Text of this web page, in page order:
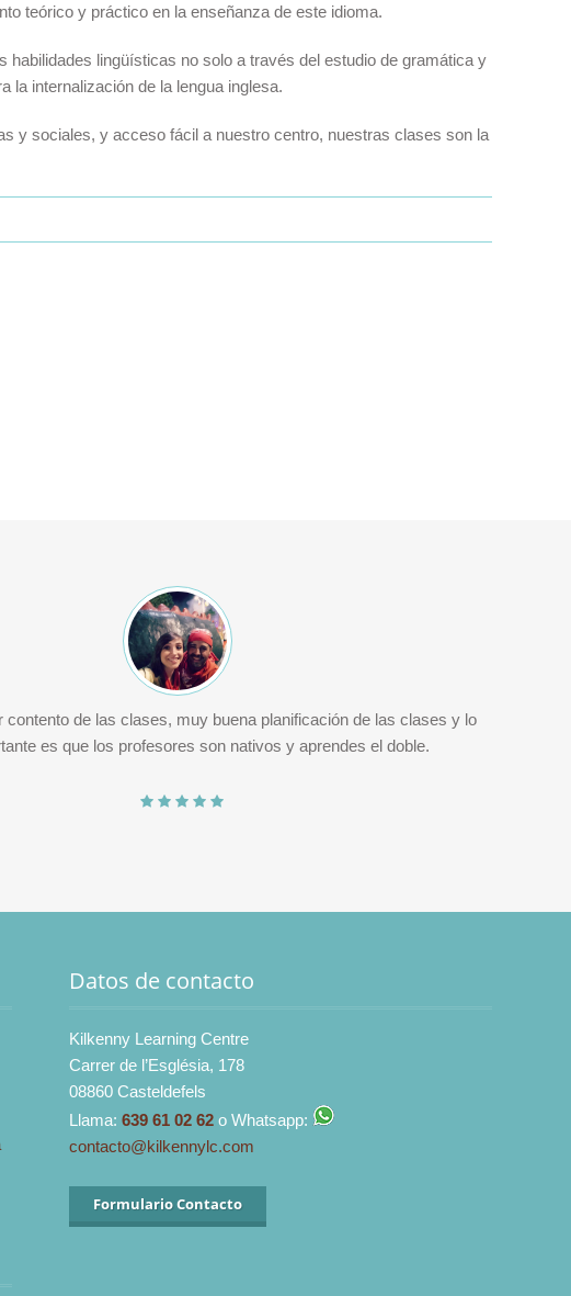
teórico y práctico en la enseñanza de este idioma.
lingüísticas no solo a través del estudio de gramática y
la internalización de la lengua inglesa.
y sociales, y acceso fácil a nuestro centro, nuestras clases son la
contento de las clases, muy buena planificación de las clases y lo
es que los profesores son nativos y aprendes el doble.
Datos de contacto
Kilkenny Learning Centre
Carrer de l’Església, 178
08860 Casteldefels
Llama: 639 61 02 62o Whatsapp:
contacto@kilkennylc.com
Formulario Contacto